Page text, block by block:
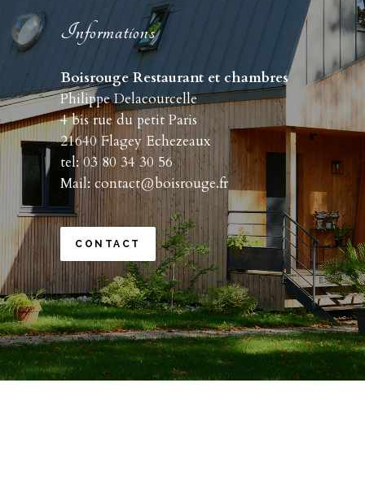
Informations
Boisrouge Restaurant et chambres
Philippe Delacourcelle
4 bis rue du petit Paris
21640 Flagey Echezeaux
tel: 03 80 34 30 56
Mail:contact@boisrouge.fr
CONTACT